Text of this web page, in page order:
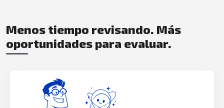
Menos tiempo revisando. Más
oportunidades para evaluar.